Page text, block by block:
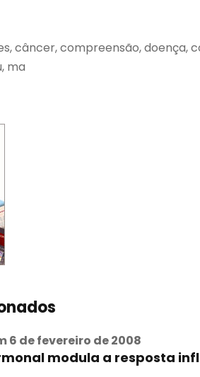
câncer, compreensão, doença,
ma
6 de fevereiro de 2008
modula a resposta